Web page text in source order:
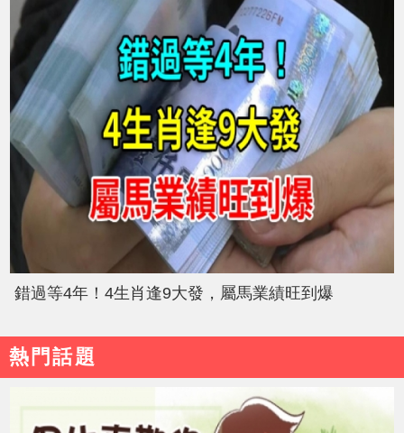
錯過等4年！4生肖逢9大發，屬馬業績旺到爆
熱門話題